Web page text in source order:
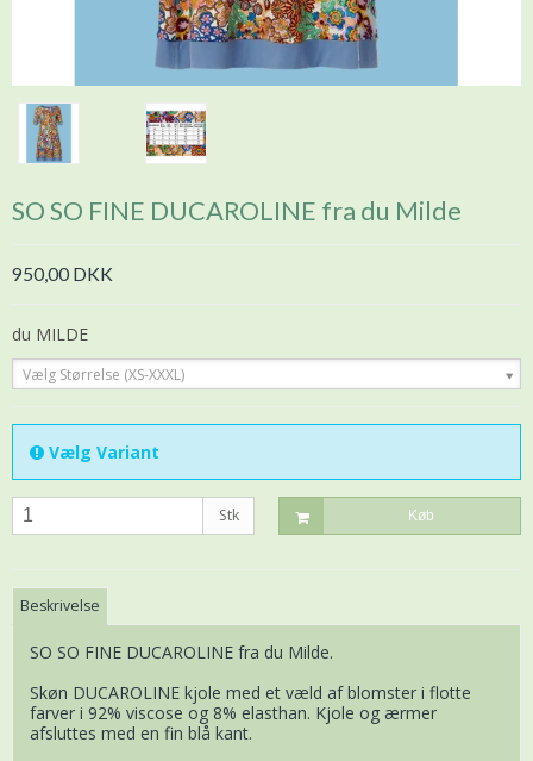
SO SO FINE DUCAROLINE fra du Milde
950,00 DKK
du MILDE
Vælg Størrelse (XS-XXXL)
Vælg Variant
Stk Køb
Beskrivelse
SO SO FINE DUCAROLINE fra du Milde.
Skøn DUCAROLINE kjole med et væld af blomster i flotte
farver i 92% viscose og 8% elasthan. Kjole og ærmer
afsluttes med en fin blå kant.